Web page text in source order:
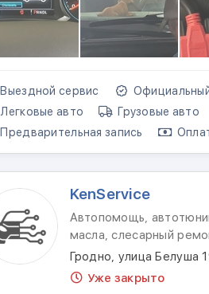
Выездной сервис
Легковые авто
Грузовые авто
Предварительная запись
KenService
Автопомощь,
масла, слесарный
Гродно, улица Белуша
Уже закрыто